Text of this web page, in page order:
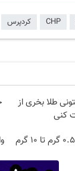
CHP کردپرس
طلا بخری از
کنی